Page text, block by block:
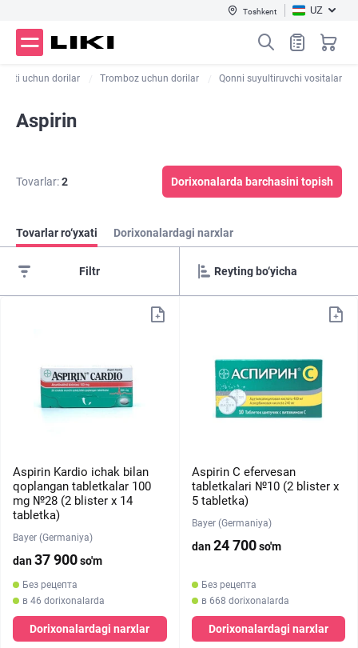
Toshkent UZ
uchun dorilar Tromboz uchun dorilar Qonni suyultiruvchi vositalar
Aspirin
Tovarlar:2 Dorixonalarda barchasini topish
Tovarlar ro‘yxati Dorixonalardagi narxlar
Filtr
Aspirin Kardio ichak bilan
qoplangan tabletkalar 100
mg №28 (2 blister х 14
tabletka)
Bayer (Germaniya)
dan37 900so'm
Без рецепта
в 46 dorixonalarda
Dorixonalardagi narxlar
Aspirin C efervesan
tabletkalari №10 (2 blister х
5 tabletka)
Bayer (Germaniya)
dan24 700so'm
Без рецепта
в 668 dorixonalarda
Dorixonalardagi narxlar